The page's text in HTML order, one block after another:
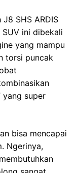
SHS ARDIS
ini dibekali
yang mampu
torsi puncak
yang super
bisa mencapai
Ngerinya,